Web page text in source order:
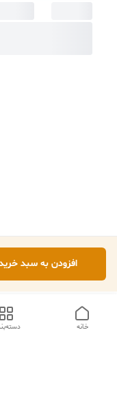
افزودن به سبد
خانه